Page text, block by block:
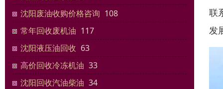
沈阳废油收购价格咨询 108
常年回收废机油 117
沈阳液压油回收 63
高价回收冷冻机油 33
沈阳回收汽油柴油 34
联
发